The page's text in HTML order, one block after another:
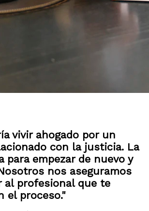
vivir ahogado por un
con la justicia. La
para empezar de nuevo y
nos aseguramos
al profesional que te
el proceso."